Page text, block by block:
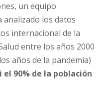
un equipo
los datos
internacional de la
entre los años 2000
años de la pandemia)
el 90% de la población